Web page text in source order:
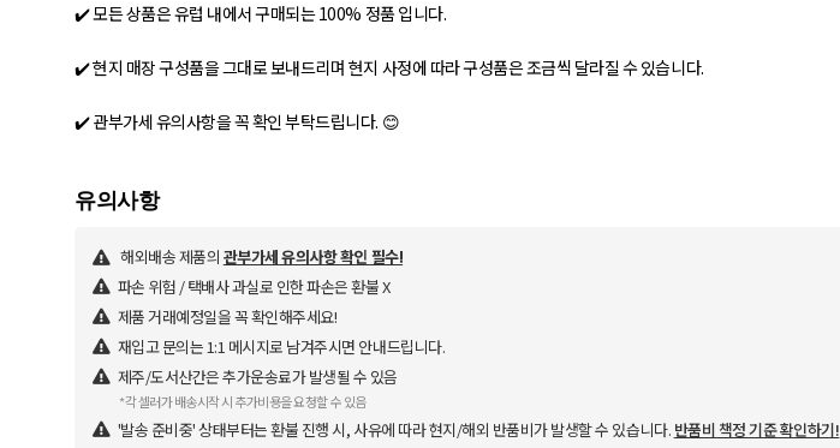
✔️ 모든 상품은 유럽 내에서 구매되는 100% 정품 입니다.
✔️ 현지 매장 구성품을 그대로 보내드리며 현지 사정에 따라 구성품은 조금씩 달라질 수 있습니다.
✔️ 관부가세 유의사항을 꼭 확인 부탁드립니다. 😊
유의사항
해외배송 제품의 관부가세 유의사항 확인 필수!
파손 위험 / 택배사 과실로 인한 파손은 환불 X
제품 거래예정일을 꼭 확인해주세요!
재입고 문의는 1:1 메시지로 남겨주시면 안내드립니다.
제주/도서산간은 추가운송료가 발생될 수 있음
*각 셀러가 배송시작 시 추가비용을 요청할 수 있음
'발송 준비중' 상태부터는 환불 진행 시, 사유에 따라 현지/해외 반품비가 발생할 수 있습니다. 반품비 책정 기준 확인하기!